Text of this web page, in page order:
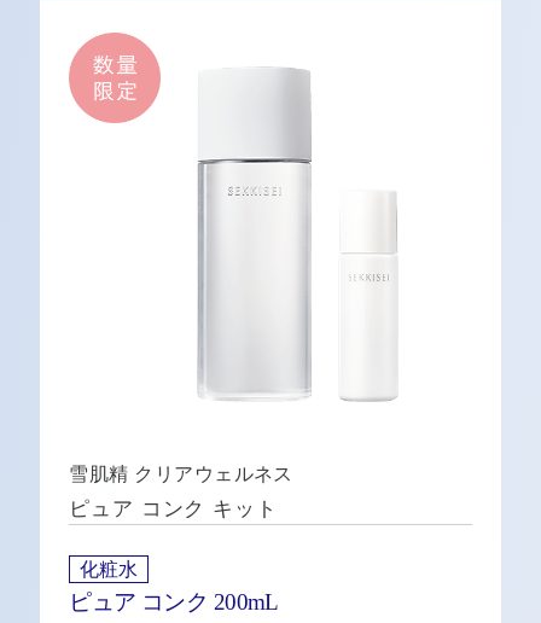
雪肌精 クリアウェルネス
ピュア コンク キット
化粧水
ピュア コンク 200mL